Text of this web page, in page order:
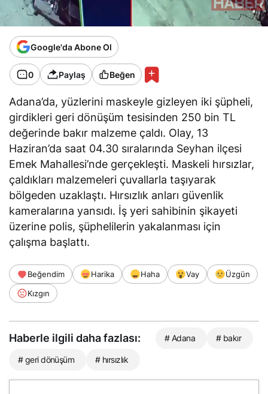
Google'da Abone Ol
0 Paylaş Beğen
Adana’da, yüzlerini maskeyle gizleyen iki şüpheli,
girdikleri geri dönüşüm tesisinden 250 bin TL
değerinde bakır malzeme çaldı. Olay, 13
Haziran’da saat 04.30 sıralarında Seyhan ilçesi
Emek Mahallesi’nde gerçekleşti. Maskeli hırsızlar,
çaldıkları malzemeleri çuvallarla taşıyarak
bölgeden uzaklaştı. Hırsızlık anları güvenlik
kameralarına yansıdı. İş yeri sahibinin şikayeti
üzerine polis, şüphelilerin yakalanması için
çalışma başlattı.
Beğendim Harika Haha Vay
Üzgün
Kızgın
Haberle ilgili daha fazlası: # Adana # bakır
# geri dönüşüm # hırsızlık